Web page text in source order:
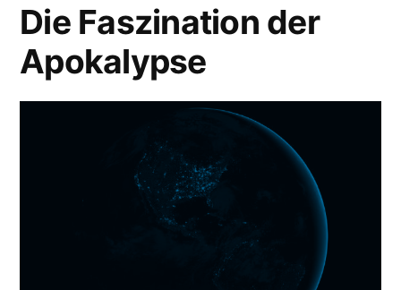
Die Faszination der
Apokalypse